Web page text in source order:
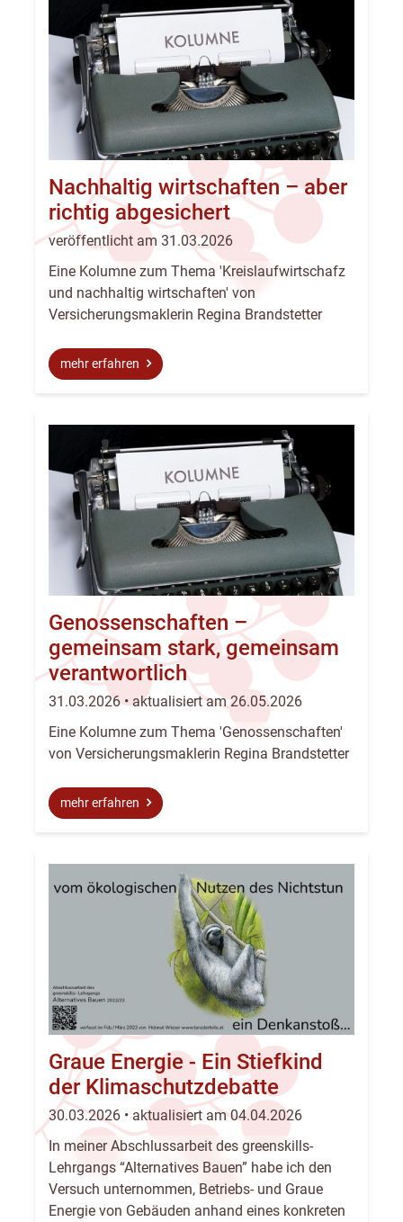
Nachhaltig wirtschaften – aber
richtig abgesichert
veröffentlicht am 31.03.2026
Eine Kolumne zum Thema 'Kreislaufwirtschafz
und nachhaltig wirtschaften' von
Versicherungsmaklerin Regina Brandstetter
mehr erfahren
Genossenschaften –
gemeinsam stark, gemeinsam
verantwortlich
31.03.2026 • aktualisiert am 26.05.2026
Eine Kolumne zum Thema 'Genossenschaften'
von Versicherungsmaklerin Regina Brandstetter
mehr erfahren
Graue Energie - Ein Stiefkind
der Klimaschutzdebatte
30.03.2026 • aktualisiert am 04.04.2026
In meiner Abschlussarbeit des greenskills-
Lehrgangs “Alternatives Bauen” habe ich den
Versuch unternommen, Betriebs- und Graue
Energie von Gebäuden anhand eines konkreten